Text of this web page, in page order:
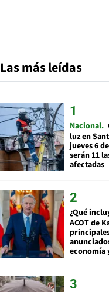
Las más leídas
Nacional
luz en
jueves 6
serán 11
afectadas
¿Qué
ACOT de
economía